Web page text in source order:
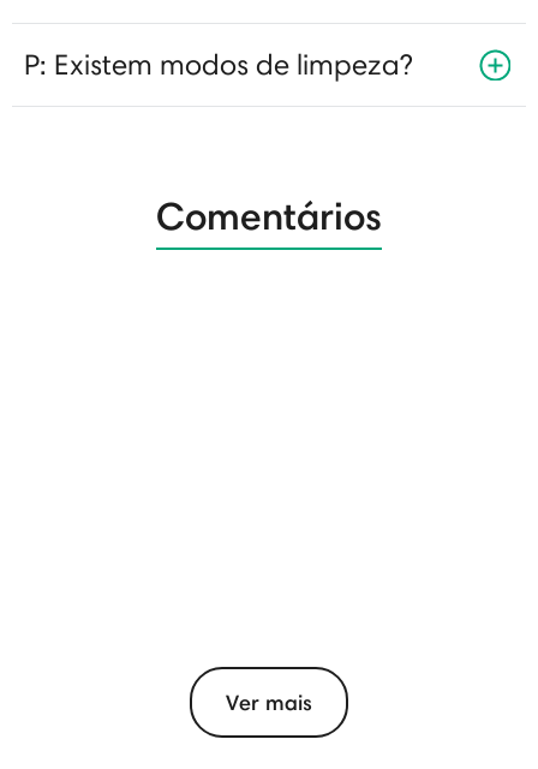
P: Existem modos de limpeza?
Comentários
Ver mais